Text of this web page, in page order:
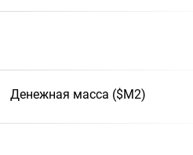
Денежная масса ($М2)